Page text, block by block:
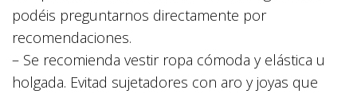
podéis preguntarnos directamente por
recomendaciones.
– Se recomienda vestir ropa cómoda y elástica u
holgada. Evitad sujetadores con aro y joyas que